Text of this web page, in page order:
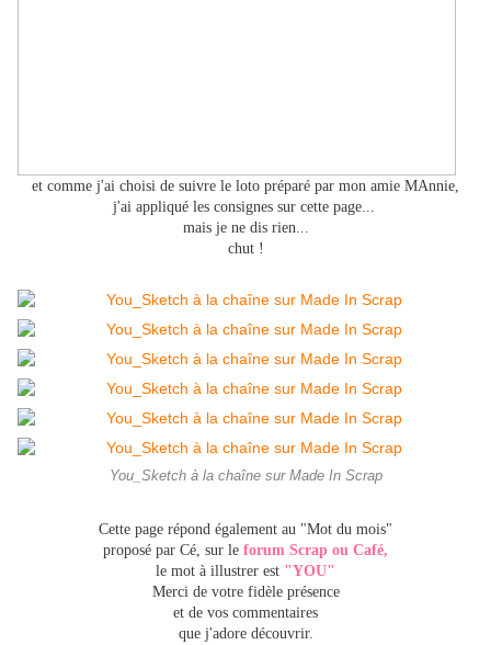
et comme j'ai choisi de suivre le loto préparé par mon amie MAnnie,
j'ai appliqué les consignes sur cette page...
mais je ne dis rien...
chut !
You_Sketch à la chaîne sur Made In Scrap
Cette page répond également au "Mot du mois"
proposé par Cé, sur le forum Scrap ou Café,
le mot à illustrer est "YOU"
Merci de votre fidèle présence
et de vos commentaires
que j'adore découvrir.